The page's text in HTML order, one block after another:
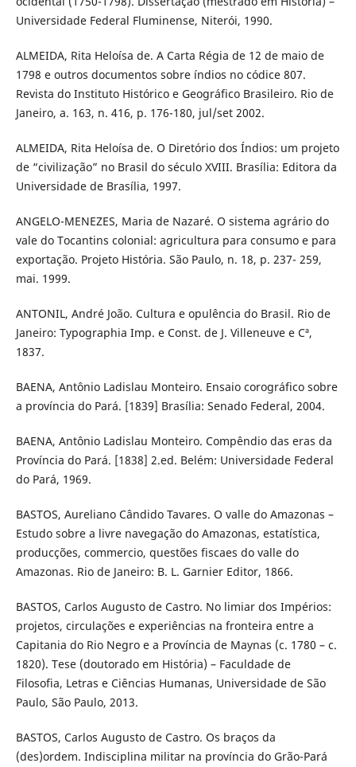
Universidade Federal Fluminense, Niterói, 1990.
ALMEIDA, Rita Heloísa de. A Carta Régia de 12 de maio de
1798 e outros documentos sobre índios no códice 807.
Revista do Instituto Histórico e Geográfico Brasileiro. Rio de
Janeiro, a. 163, n. 416, p. 176-180, jul/set 2002.
ALMEIDA, Rita Heloísa de. O Diretório dos Índios: um projeto
de “civilização” no Brasil do século XVIII. Brasília: Editora da
Universidade de Brasília, 1997.
ANGELO-MENEZES, Maria de Nazaré. O sistema agrário do
vale do Tocantins colonial: agricultura para consumo e para
exportação. Projeto História. São Paulo, n. 18, p. 237- 259,
mai. 1999.
ANTONIL, André João. Cultura e opulência do Brasil. Rio de
Janeiro: Typographia Imp. e Const. de J. Villeneuve e Cª,
1837.
BAENA, Antônio Ladislau Monteiro. Ensaio corográfico sobre
a província do Pará. [1839] Brasília: Senado Federal, 2004.
BAENA, Antônio Ladislau Monteiro. Compêndio das eras da
Província do Pará. [1838] 2.ed. Belém: Universidade Federal
do Pará, 1969.
BASTOS, Aureliano Cândido Tavares. O valle do Amazonas –
Estudo sobre a livre navegação do Amazonas, estatística,
producções, commercio, questões fiscaes do valle do
Amazonas. Rio de Janeiro: B. L. Garnier Editor, 1866.
BASTOS, Carlos Augusto de Castro. No limiar dos Impérios:
projetos, circulações e experiências na fronteira entre a
Capitania do Rio Negro e a Província de Maynas (c. 1780 – c.
1820). Tese (doutorado em História) – Faculdade de
Filosofia, Letras e Ciências Humanas, Universidade de São
Paulo, São Paulo, 2013.
BASTOS, Carlos Augusto de Castro. Os braços da
(des)ordem. Indisciplina militar na província do Grão-Pará